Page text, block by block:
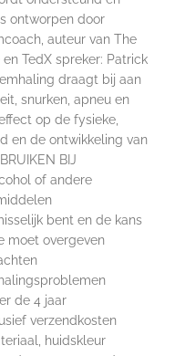
ontworpen door
auteur van The
TedX spreker: Patrick
draagt bij aan
snurken, apneu en
op de fysieke,
en de ontwikkeling van
BIJ
of andere
bent en de kans
moet overgeven
de 4 jaar
verzendkosten
huidskleur